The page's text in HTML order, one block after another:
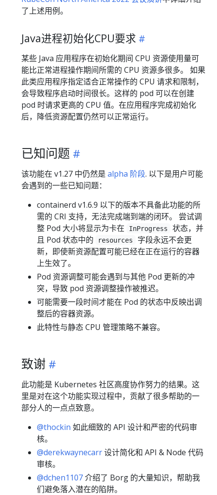
了上述用例。
Java进程初始化CPU要求
某些 Java 应用程序在初始化期间 CPU 资源使用量可
能比正常进程操作期间所需的 CPU 资源多很多。 如果
此类应用程序指定适合正常操作的 CPU 请求和限制，
会导致程序启动时间很长。这样的 pod 可以在创建
pod 时请求更高的 CPU 值。在应用程序完成初始化
后，降低资源配置仍然可以正常运行。
已知问题
该功能在 v1.27 中仍然是 alpha 阶段. 以下是用户可能
会遇到的一些已知问题：
containerd v1.6.9 以下的版本不具备此功能的所
需的 CRI 支持，无法完成端到端的闭环。 尝试调
整 Pod 大小将显示为卡在
InProgress
状态，并
且 Pod 状态中的
resources
字段永远不会更
新，即使新资源配置可能已经在正在运行的容器
上生效了。
Pod 资源调整可能会遇到与其他 Pod 更新的冲
突，导致 pod 资源调整操作被推迟。
可能需要一段时间才能在 Pod 的状态中反映出调
整后的容器资源。
此特性与静态 CPU 管理策略不兼容。
致谢
此功能是 Kubernetes 社区高度协作努力的结果。这
里是对在这个功能实现过程中，贡献了很多帮助的一
部分人的一点点致意。
@thockin 如此细致的 API 设计和严密的代码审
核。
@derekwaynecarr设计简化和 API & Node 代码
审核。
@dchen1107介绍了 Borg 的大量知识，帮助我
们避免落入潜在的陷阱。